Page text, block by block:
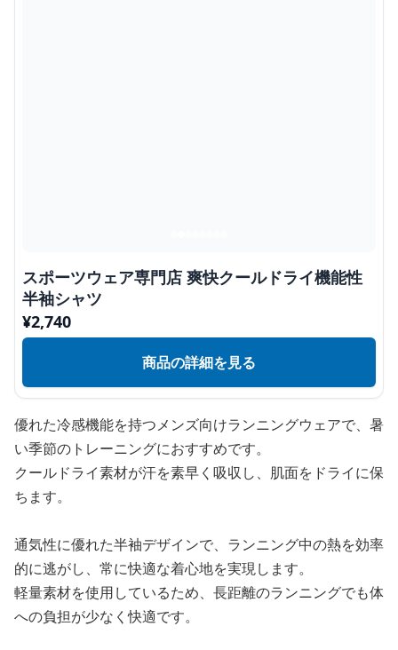
スポーツウェア専門店 爽快クールドライ機能性
半袖シャツ
¥2,740
商品の詳細を見る
優れた冷感機能を持つメンズ向けランニングウェアで、暑
い季節のトレーニングにおすすめです。
クールドライ素材が汗を素早く吸収し、肌面をドライに保
ちます。
通気性に優れた半袖デザインで、ランニング中の熱を効率
的に逃がし、常に快適な着心地を実現します。
軽量素材を使用しているため、長距離のランニングでも体
への負担が少なく快適です。